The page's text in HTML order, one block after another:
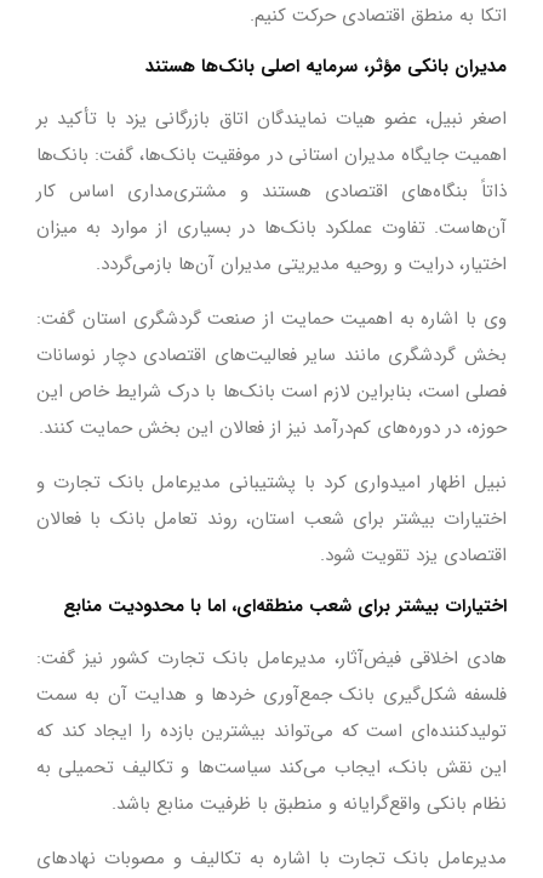
اتکا به منطق اقتصادی حرکت کنیم.
مدیران بانکی مؤثر، سرمایه اصلی بانک‌ها هستند
اصغر نبیل، عضو هیات نمایندگان اتاق بازرگانی یزد با تأکید بر
اهمیت جایگاه مدیران استانی در موفقیت بانک‌ها، گفت: بانک‌ها
ذاتاً بنگاه‌های اقتصادی هستند و مشتری‌مداری اساس کار
آن‌هاست. تفاوت عملکرد بانک‌ها در بسیاری از موارد به میزان
اختیار، درایت و روحیه مدیریتی مدیران آن‌ها بازمی‌گردد.
وی با اشاره به اهمیت حمایت از صنعت گردشگری استان گفت:
بخش گردشگری مانند سایر فعالیت‌های اقتصادی دچار نوسانات
فصلی است، بنابراین لازم است بانک‌ها با درک شرایط خاص این
حوزه، در دوره‌های کم‌درآمد نیز از فعالان این بخش حمایت کنند.
نبیل اظهار امیدواری کرد با پشتیبانی مدیرعامل بانک تجارت و
اختیارات بیشتر برای شعب استان، روند تعامل بانک با فعالان
اقتصادی یزد تقویت شود.
اختیارات بیشتر برای شعب منطقه‌ای، اما با محدودیت منابع
هادی اخلاقی فیض‌آثار، مدیرعامل بانک تجارت کشور نیز گفت:
فلسفه شکل‌گیری بانک جمع‌آوری خردها و هدایت آن به سمت
تولیدکننده‌ای است که می‌تواند بیشترین بازده را ایجاد کند که
این نقش بانک، ایجاب می‌کند سیاست‌ها و تکالیف تحمیلی به
نظام بانکی واقع‌گرایانه و منطبق با ظرفیت منابع باشد.
مدیرعامل بانک تجارت با اشاره به تکالیف و مصوبات نهادهای